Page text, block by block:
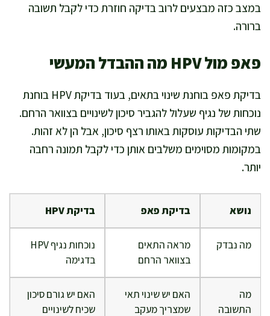
במצב כזה מבצעים לרוב בדיקה חוזרת כדי לקבל תשובה
ברורה.
פאפ מול HPV מה ההבדל המעשי
בדיקת פאפ בוחנת שינוי בתאים, בעוד בדיקת HPV בוחנת
נוכחות של נגיף שעלול להגביר סיכון לשינויים בצוואר הרחם.
שתי הבדיקות עוסקות באותו רצף סיכון, אבל הן לא זהות.
במקומות מסוימים משלבים אותן כדי לקבל תמונה רחבה
יותר.
נושא בדיקת פאפ בדיקת HPV
מה נבדק
מראה התאים
בצוואר הרחם
נוכחות נגיף HPV
בדגימה
מה
התשובה
האם יש שינוי תאי
שמצריך מעקב
האם יש גורם סיכון
שכיח לשינויים